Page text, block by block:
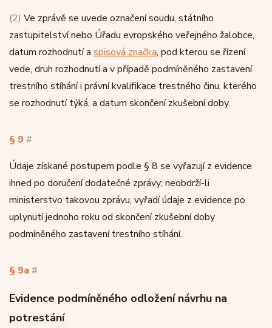
(2) Ve zprávě se uvede označení soudu, státního
zastupitelství nebo Úřadu evropského veřejného žalobce,
datum rozhodnutí a spisová značka, pod kterou se řízení
vede, druh rozhodnutí a v případě podmíněného zastavení
trestního stíhání i právní kvalifikace trestného činu, kterého
se rozhodnutí týká, a datum skončení zkušební doby.
§ 9 #
Údaje získané postupem podle § 8 se vyřazují z evidence
ihned po doručení dodatečné zprávy; neobdrží-li
ministerstvo takovou zprávu, vyřadí údaje z evidence po
uplynutí jednoho roku od skončení zkušební doby
podmíněného zastavení trestního stíhání.
§ 9a #
Evidence podmíněného odložení návrhu na
potrestání